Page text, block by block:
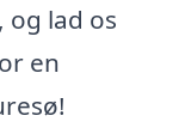
og lad os
en